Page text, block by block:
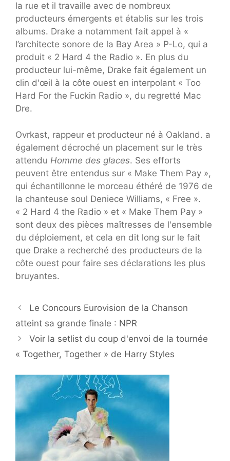
la rue et il travaille avec de nombreux
producteurs émergents et établis sur les trois
albums. Drake a notamment fait appel à «
l’architecte sonore de la Bay Area » P-Lo, qui a
produit « 2 Hard 4 the Radio ». En plus du
producteur lui-même, Drake fait également un
clin d'œil à la côte ouest en interpolant « Too
Hard For the Fuckin Radio », du regretté Mac
Dre.
Ovrkast, rappeur et producteur né à Oakland. a
également décroché un placement sur le très
attendu Homme des glaces. Ses efforts
peuvent être entendus sur « Make Them Pay »,
qui échantillonne le morceau éthéré de 1976 de
la chanteuse soul Deniece Williams, « Free ».
« 2 Hard 4 the Radio » et « Make Them Pay »
sont deux des pièces maîtresses de l'ensemble
du déploiement, et cela en dit long sur le fait
que Drake a recherché des producteurs de la
côte ouest pour faire ses déclarations les plus
bruyantes.
Le Concours Eurovision de la Chanson
atteint sa grande finale : NPR
Voir la setlist du coup d'envoi de la tournée
« Together, Together » de Harry Styles